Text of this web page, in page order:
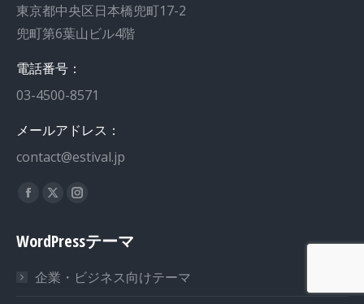
東京都中央区日本橋兜町17-2
兜町第6葉山ビル4階
電話番号：
03-4500-8571
メールアドレス：
contact@estival.jp
私達を見つけてください：
Facebook
opens
new
X
opens
new
Instagram
opens
new
WordPressテーマ
企業・ビジネス向けテーマ